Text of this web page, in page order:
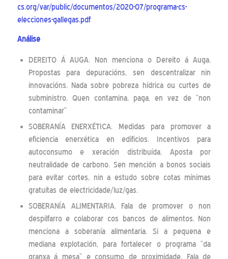
cs.org/var/public/documentos/2020-07/programa-cs-
elecciones-gallegas.pdf
Análise
DEREITO Á AUGA. Non menciona o Dereito á Auga.
Propostas para depuracións, sen descentralizar nin
innovacións. Nada sobre pobreza hídrica ou curtes de
subministro. Quen contamina, paga, en vez de “non
contaminar”
SOBERANÍA ENERXÉTICA. Medidas para promover a
eficiencia enerxética en edificios. Incentivos para
autoconsumo e xeración distribuída. Aposta por
neutralidade de carbono. Sen mención a bonos sociais
para evitar cortes, nin a estudo sobre cotas mínimas
gratuítas de electricidade/luz/gas.
SOBERANÍA ALIMENTARIA. Fala de promover o non
despilfarro e colaborar cos bancos de alimentos. Non
menciona a soberanía alimentaria. Si a pequena e
mediana explotación, para fortalecer o programa “da
granxa á mesa” e consumo de proximidade. Fala de